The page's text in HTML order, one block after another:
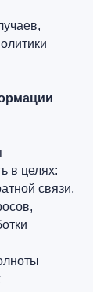
в целях:
связи,